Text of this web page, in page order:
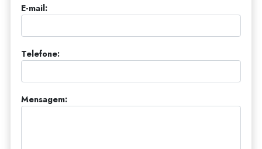
E-mail:
Telefone:
Mensagem: